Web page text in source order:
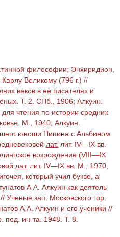
философии; Энхиридион,
Великому (796 г.) //
веков в ее писателях и
Т. 2. СПб., 1906; Алкуин.
чтения по истории средних
М., 1940; Алкуин.
юноши Пипина с Альбином
лат. лит. IV—IX вв.
возрождение (VIII—IX
лат. лит. IV—IX вв. М., 1970;
который учил букве, а
А А. Алкуин как деятель
Ученые зап. Московского гор.
А А. Алкуин и его ученики //
пед. ин-та. 1948. Т. 8.